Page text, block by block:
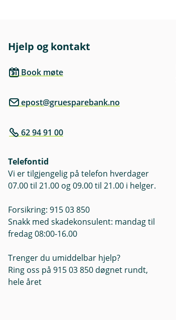
Hjelp og kontakt
Book møte
epost@gruesparebank.no
62 94 91 00
Telefontid
Vi er tilgjengelig på telefon hverdager
07.00 til 21.00 og 09.00 til 21.00 i helger.
Forsikring: 915 03 850
Snakk med skadekonsulent: mandag til
fredag 08:00-16.00
Trenger du umiddelbar hjelp?
Ring oss på 915 03 850 døgnet rundt,
hele året